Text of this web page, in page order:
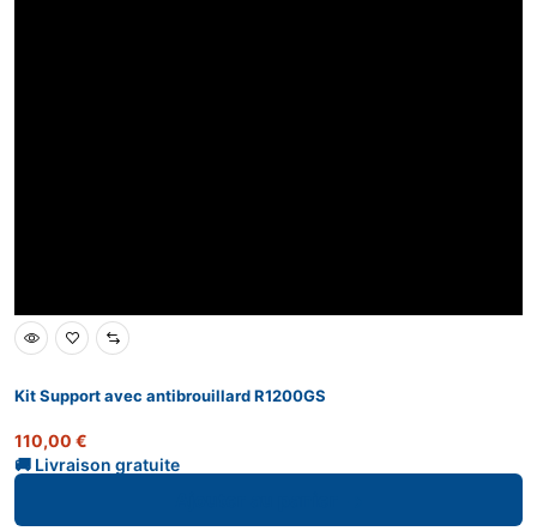
Kit Support avec antibrouillard R1200GS
110,00 €